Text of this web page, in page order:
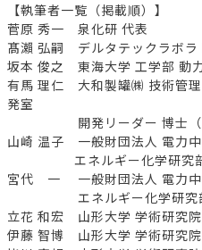
【執筆者一覧（掲載順）】
菅原 秀一 泉化研 代表
髙瀨 弘嗣 デルタテックラボラ
坂本 俊之 東海大学 工学部 動
有馬 理仁 大和製罐㈱ 技術管
発室
開発リーダー 博士（工
山崎 温子 一般財団法人 電力
エネルギー化学研究部
宮代 一 一般財団法人 電力中
エネルギー化学研究部
立花 和宏 山形大学 学術研究
伊藤 智博 山形大学 学術研究